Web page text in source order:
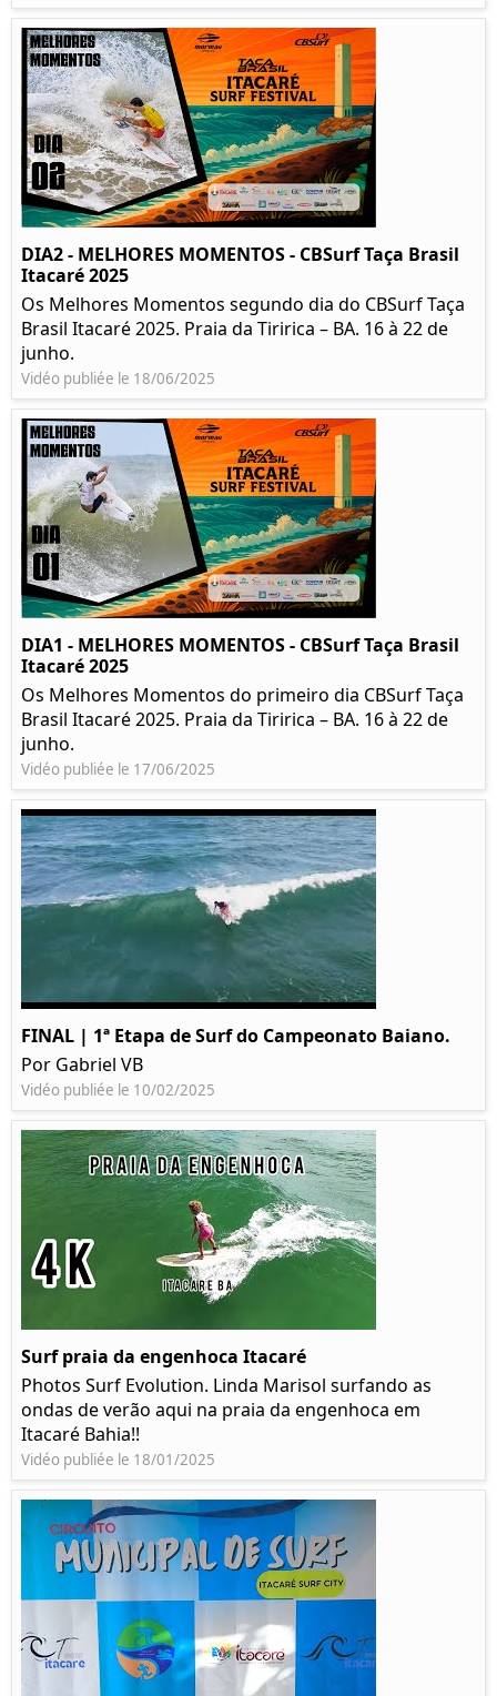
DIA2 - MELHORES MOMENTOS - CBSurf Taça Brasil
Itacaré 2025
Os Melhores Momentos segundo dia do CBSurf Taça
Brasil Itacaré 2025. Praia da Tiririca – BA. 16 à 22 de
junho.
Vidéo publiée le 18/06/2025
DIA1 - MELHORES MOMENTOS - CBSurf Taça Brasil
Itacaré 2025
Os Melhores Momentos do primeiro dia CBSurf Taça
Brasil Itacaré 2025. Praia da Tiririca – BA. 16 à 22 de
junho.
Vidéo publiée le 17/06/2025
FINAL | 1ª Etapa de Surf do Campeonato Baiano.
Por Gabriel VB
Vidéo publiée le 10/02/2025
Surf praia da engenhoca Itacaré
Photos Surf Evolution. Linda Marisol surfando as
ondas de verão aqui na praia da engenhoca em
Itacaré Bahia!!
Vidéo publiée le 18/01/2025